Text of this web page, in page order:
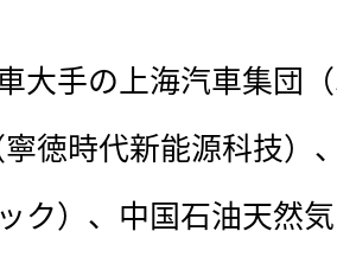
大手の上海汽車集団
寧徳時代新能源科技）
ク）、中国石油天然